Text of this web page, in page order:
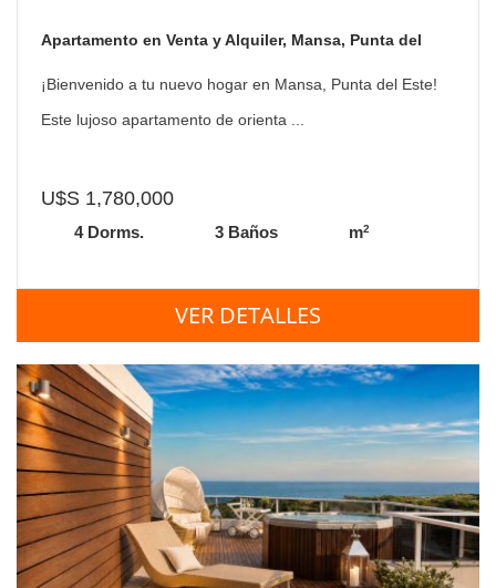
Apartamento en Venta y Alquiler, Mansa, Punta del
Este, 4 Dormitorios.
¡Bienvenido a tu nuevo hogar en Mansa, Punta del Este!
Este lujoso apartamento de orienta ...
U$S 1,780,000
4 Dorms. 3 Baños m2
VER DETALLES